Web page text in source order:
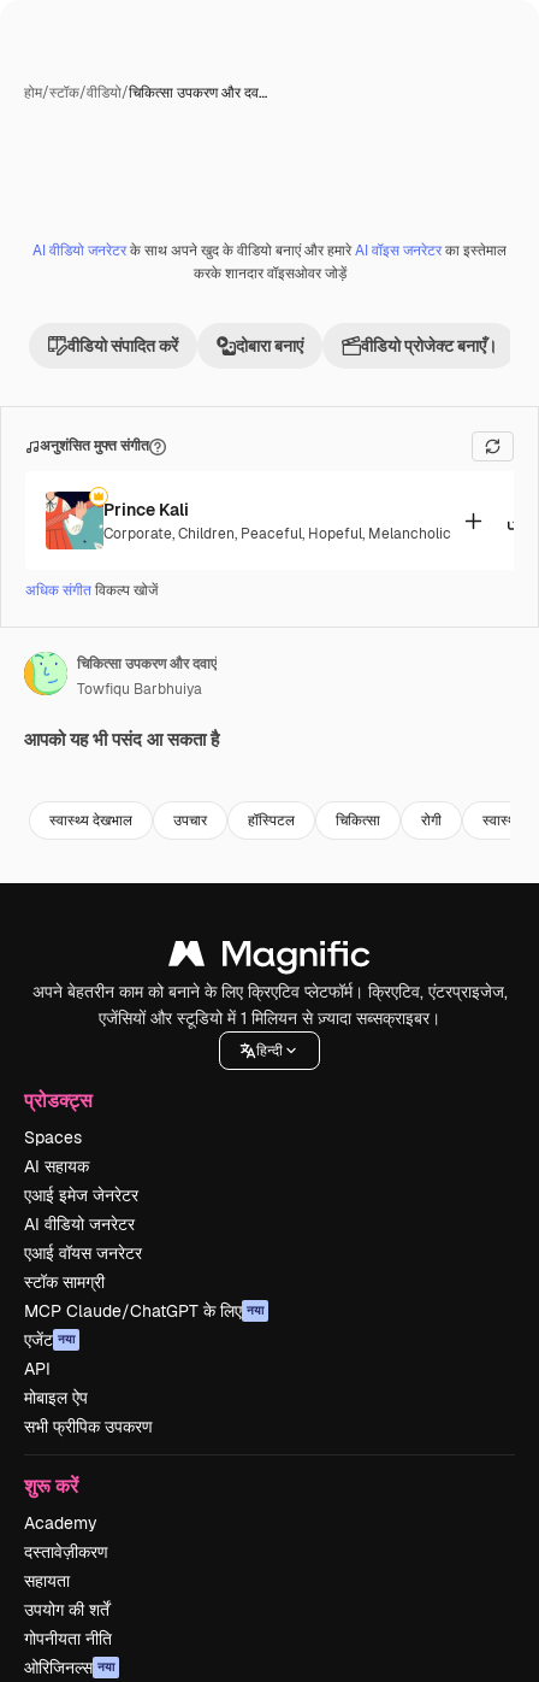
होम/स्टॉक/वीडियो/चिकित्सा उपकरण और दव…
Premium
AI वीडियो जनरेटरके साथ अपने खुद के वीडियो बनाएं और हमारेAI वॉइस जनरेटरका इस्तेमाल
करके शानदार वॉइसओवर जोड़ें
वीडियो संपादित करें दोबारा बनाएं वीडियो प्रोजेक्ट बनाएँ।
अनुशंसित मुफ्त संगीत
Prince Kali
Corporate,Children, Peaceful, Hopeful, Melancholic
अधिक संगीतविकल्प खोजें
चिकित्सा उपकरण और दवाएं
Towfiqu Barbhuiya
आपको यह भी पसंद आ सकता है
स्वास्थ्य देखभाल उपचार हॉस्पिटल चिकित्सा रोगी स्वास्थ्य
अपने बेहतरीन काम को बनाने के लिए क्रिएटिव प्लेटफॉर्म। क्रिएटिव, एंटरप्राइजेज,
एजेंसियों और स्टूडियो में 1 मिलियन से ज़्यादा सब्सक्राइबर।
हिन्दी
प्रोडक्ट्स
Spaces
AI सहायक
एआई इमेज जेनरेटर
AI वीडियो जनरेटर
एआई वॉयस जनरेटर
स्टॉक सामग्री
MCP Claude/ChatGPT के लिए नया
एजेंट नया
API
मोबाइल ऐप
सभी फ्रीपिक उपकरण
शुरू करें
Academy
दस्तावेज़ीकरण
सहायता
उपयोग की शर्तें
गोपनीयता नीति
ओरिजिनल्स नया